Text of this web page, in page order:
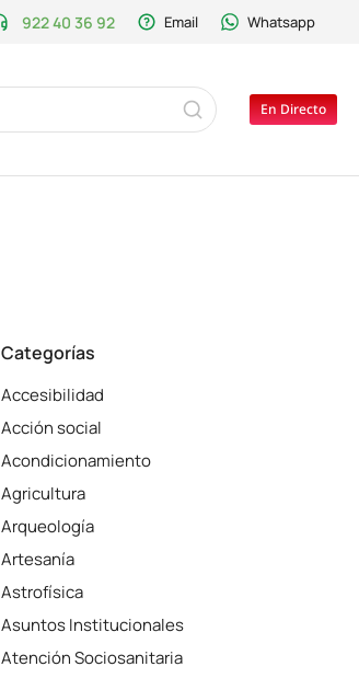
922 40 36 92 Email Whatsapp
En Directo
Categorías
Accesibilidad
Acción social
Acondicionamiento
Agricultura
Arqueología
Artesanía
Astrofísica
Asuntos Institucionales
Atención Sociosanitaria